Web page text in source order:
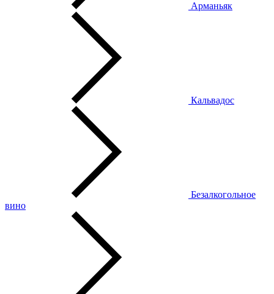
Арманьяк
Кальвадос
Безалкогольное
вино